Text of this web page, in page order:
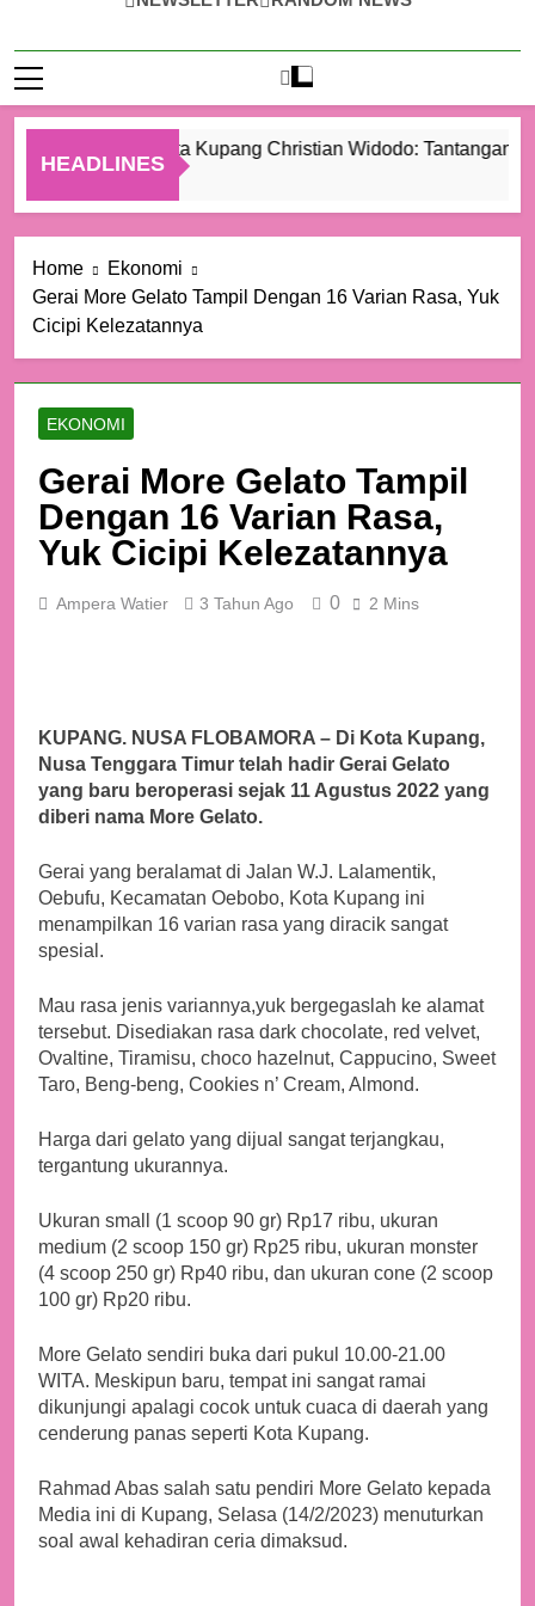
HEADLINES
Wali Kota Kupang Christian Widodo: Tantangan
Home
Ekonomi
Gerai More Gelato Tampil Dengan 16 Varian Rasa, Yuk
Cicipi Kelezatannya
EKONOMI
Gerai More Gelato Tampil
Dengan 16 Varian Rasa,
Yuk Cicipi Kelezatannya
Ampera Watier 3 Tahun Ago 0 2 Mins
KUPANG. NUSA FLOBAMORA – Di Kota Kupang,
Nusa Tenggara Timur telah hadir Gerai Gelato
yang baru beroperasi sejak 11 Agustus 2022 yang
diberi nama More Gelato.
Gerai yang beralamat di Jalan W.J. Lalamentik,
Oebufu, Kecamatan Oebobo, Kota Kupang ini
menampilkan 16 varian rasa yang diracik sangat
spesial.
Mau rasa jenis variannya,yuk bergegaslah ke alamat
tersebut. Disediakan rasa dark chocolate, red velvet,
Ovaltine, Tiramisu, choco hazelnut, Cappucino, Sweet
Taro, Beng-beng, Cookies n’ Cream, Almond.
Harga dari gelato yang dijual sangat terjangkau,
tergantung ukurannya.
Ukuran small (1 scoop 90 gr) Rp17 ribu, ukuran
medium (2 scoop 150 gr) Rp25 ribu, ukuran monster
(4 scoop 250 gr) Rp40 ribu, dan ukuran cone (2 scoop
100 gr) Rp20 ribu.
More Gelato sendiri buka dari pukul 10.00-21.00
WITA. Meskipun baru, tempat ini sangat ramai
dikunjungi apalagi cocok untuk cuaca di daerah yang
cenderung panas seperti Kota Kupang.
Rahmad Abas salah satu pendiri More Gelato kepada
Media ini di Kupang, Selasa (14/2/2023) menuturkan
soal awal kehadiran ceria dimaksud.